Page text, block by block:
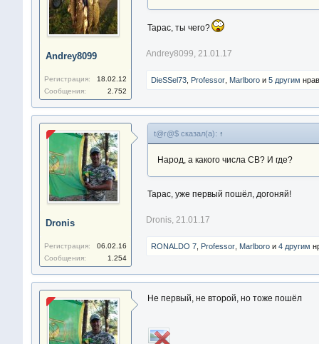
Andrey8099
Регистрация:
18.02.12
Сообщения:
2.752
Тарас, ты чего?
Andrey8099, 21.01.17
DieSSel73, Professor, Marlboroи 5 другим
Dronis
Регистрация:
06.02.16
Сообщения:
1.254
t@r@$ сказал(а): ↑
Народ, а какого числа СВ? И где?
Тарас, уже первый пошёл, догоняй!
Dronis, 21.01.17
RONALDO 7, Professor, Marlboroи 4 другим
Не первый, не второй, но тоже пошёл